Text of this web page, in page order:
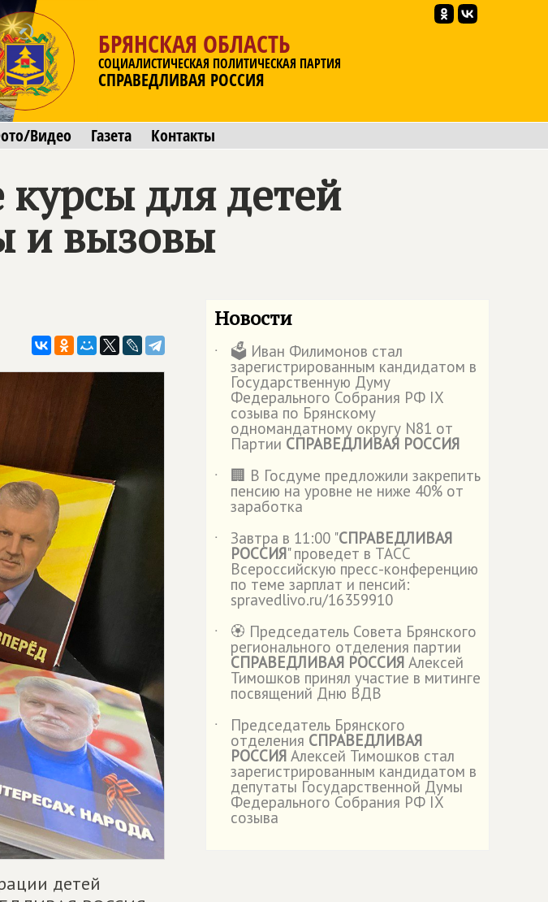
БРЯНСКАЯ ОБЛАСТЬ
СОЦИАЛИСТИЧЕСКАЯ ПОЛИТИЧЕСКАЯ ПАРТИЯ
СПРАВЕДЛИВАЯ РОССИЯ
Видео Газета Контакты
для детей
и вызовы
детей
Новости
˙ 🗳️ Иван Филимонов стал
зарегистрированным кандидатом в
Государственную Думу
Федерального Собрания РФ IX
созыва по Брянскому
одномандатному округу N81 от
Партии СПРАВЕДЛИВАЯ РОССИЯ
˙
🏢 В Госдуме предложили закрепить
пенсию на уровне не ниже 40% от
заработка
˙
Завтра в 11:00 "СПРАВЕДЛИВАЯ
РОССИЯ" проведет в ТАСС
Всероссийскую пресс-конференцию
по теме зарплат и пенсий:
spravedlivo.ru/16359910
˙
🏵️ Председатель Совета Брянского
регионального отделения партии
СПРАВЕДЛИВАЯ РОССИЯ Алексей
Тимошков принял участие в митинге
посвящений Дню ВДВ
˙
Председатель Брянского
отделения СПРАВЕДЛИВАЯ
РОССИЯ Алексей Тимошков стал
зарегистрированным кандидатом в
депутаты Государственной Думы
Федерального Собрания РФ IX
созыва